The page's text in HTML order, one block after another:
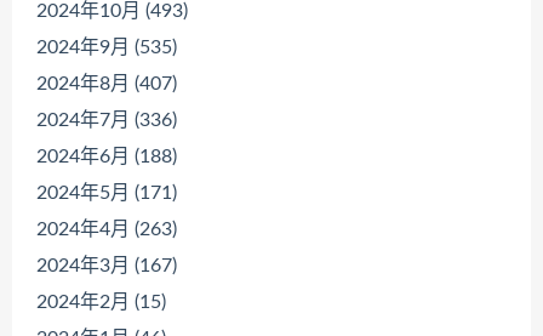
2024年10月 (493)
2024年9月 (535)
2024年8月 (407)
2024年7月 (336)
2024年6月 (188)
2024年5月 (171)
2024年4月 (263)
2024年3月 (167)
2024年2月 (15)